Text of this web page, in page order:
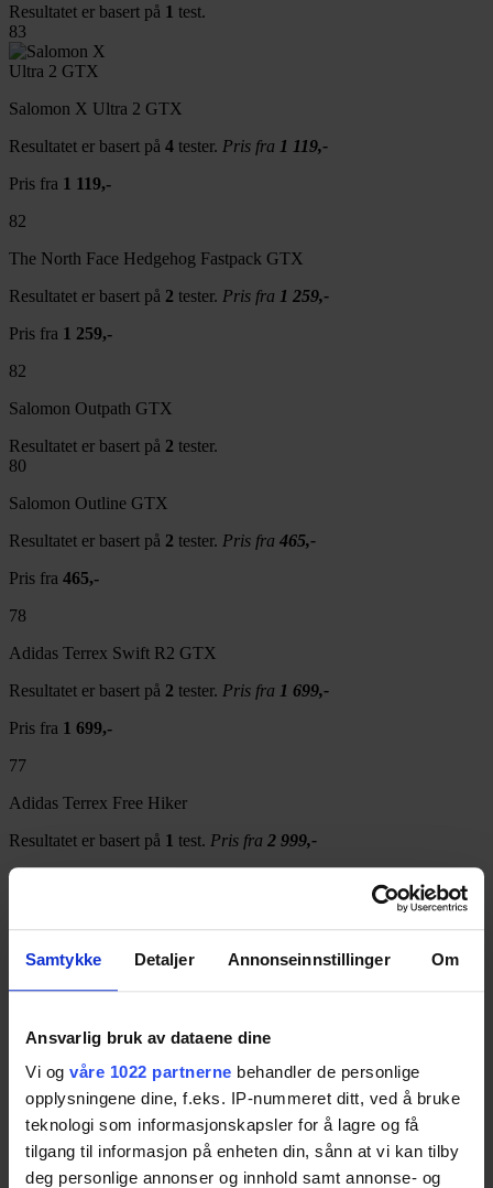
Samtykke Detaljer Annonseinnstillinger Om
Ansvarlig bruk av dataene dine
Vi og våre 1022 partnerne behandler de personlige
opplysningene dine, f.eks. IP-nummeret ditt, ved å bruke
teknologi som informasjonskapsler for å lagre og få
tilgang til informasjon på enheten din, sånn at vi kan tilby
deg personlige annonser og innhold samt annonse- og
Resultatet er basert på 1 test.
83
Salomon X Ultra 2 GTX
Resultatet er basert på 4 tester. Pris fra 1 119,-
Pris fra 1 119,-
82
The North Face Hedgehog Fastpack GTX
Resultatet er basert på 2 tester. Pris fra 1 259,-
Pris fra 1 259,-
82
Salomon Outpath GTX
Resultatet er basert på 2 tester.
80
Salomon Outline GTX
Resultatet er basert på 2 tester. Pris fra 465,-
Pris fra 465,-
78
Adidas Terrex Swift R2 GTX
Resultatet er basert på 2 tester. Pris fra 1 699,-
Pris fra 1 699,-
77
Adidas Terrex Free Hiker
Resultatet er basert på 1 test. Pris fra 2 999,-
Pris fra
Keen Targhee II WP
Resultatet er basert på
tester. Pris fra
Pris fra1 439,-
74
Hoka One One Sky Toa
Resultatet er basert på3tester.